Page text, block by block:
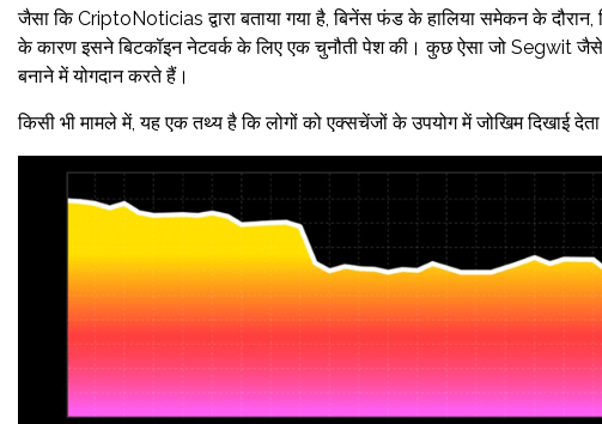
जैसा कि CriptoNoticias द्वारा बताया गया है, बिनेंस फंड के हालिया समेकन के
के कारण इसने बिटकॉइन नेटवर्क के लिए एक चुनौती पेश की। कुछ ऐसा जो Segwit
बनाने में योगदान करते हैं।
किसी भी मामले में, यह एक तथ्य है कि लोगों को एक्सचेंजों के उपयोग में जोखिम दिखाई